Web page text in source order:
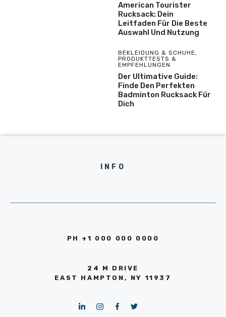
American Tourister
Rucksack: Dein
Leitfaden Für Die Beste
Auswahl Und Nutzung
BEKLEIDUNG & SCHUHE,
PRODUKTTESTS &
EMPFEHLUNGEN
Der Ultimative Guide:
Finde Den Perfekten
Badminton Rucksack Für
Dich
INFO
PH +1 000 000 0000
24 M DRIVE
EAST HAMPTON, NY 11937